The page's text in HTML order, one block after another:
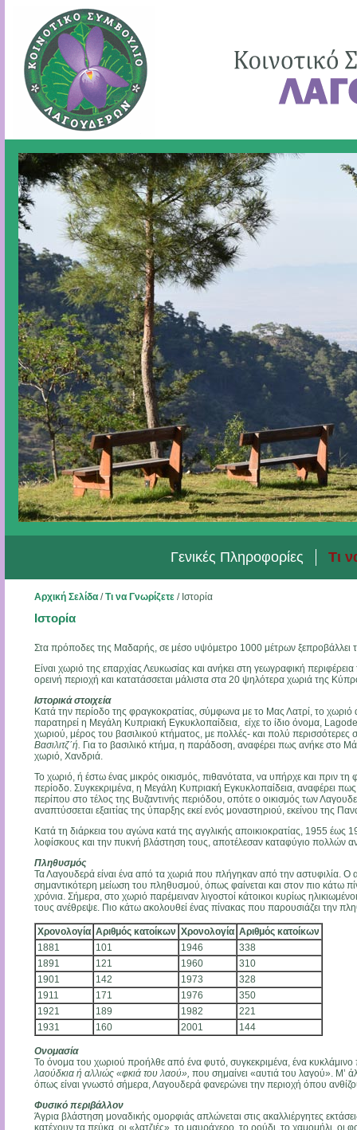
Γενικές Πληροφορίες Τι
Αρχική Σελίδα/Τι να Γνωρίζετε/ Ιστορία
Ιστορία
Στα πρόποδες της Μαδαρής, σε μέσο υψόμετρο 1000 μέτρων ξεπροβάλλει
Είναι χωριό της επαρχίας Λευκωσίας και ανήκει στη γεωγραφική
ορεινή περιοχή και κατατάσσεται μάλιστα στα 20 ψηλότερα χωριά της
Ιστορικά στοιχεία
Κατά την περίοδο της φραγκοκρατίας, σύμφωνα με το Μας Λατρί, το χωριό
παρατηρεί η Μεγάλη Κυπριακή Εγκυκλοπαίδεια, είχε το ίδιο όνομα,
χωριού, μέρος του βασιλικού κτήματος, με πολλές- και πολύ περισσότερες
Βασιλιτζ΄ή. Για το βασιλικό κτήμα, η παράδοση, αναφέρει πως ανήκε στο
χωριό, Χανδριά.
Το χωριό, ή έστω ένας μικρός οικισμός, πιθανότατα, να υπήρχε και πριν τη
περίοδο. Συγκεκριμένα, η Μεγάλη Κυπριακή Εγκυκλοπαίδεια, αναφέρει
περίπου στο τέλος της Βυζαντινής περιόδου, οπότε ο οικισμός των
αναπτύσσεται εξαιτίας της ύπαρξης εκεί ενός μοναστηριού, εκείνου της
Κατά τη διάρκεια του αγώνα κατά της αγγλικής αποικιοκρατίας, 1955
λοφίσκους και την πυκνή βλάστηση τους, αποτέλεσαν καταφύγιο πολλών
Πληθυσμός
Τα Λαγουδερά είναι ένα από τα χωριά που πλήγηκαν από την αστυφιλία. Ο
σημαντικότερη μείωση του πληθυσμού, όπως φαίνεται και στον πιο κάτω
χρόνια. Σήμερα, στο χωριό παρέμειναν λιγοστοί κάτοικοι κυρίως
τους ανέθρεψε. Πιο κάτω ακολουθεί ένας πίνακας που παρουσιάζει την
Χρονολογία Αριθμός κατοίκων Χρονολογία Αριθμός κατοίκων
1881
101 1946
338
1891
121 1960
310
1901
142 1973
328
1911
171 1976
350
1921
189 1982
221
1931
160 2001 144
Ονομασία
Το όνομα του χωριού προήλθε από ένα φυτό, συγκεκριμένα, ένα κυκλάμινο
λαούδκια ή αλλιώς «φκιά του λαού», που σημαίνει «αυτιά του λαγού». Μ’
όπως είναι γνωστό σήμερα, Λαγουδερά φανερώνει την περιοχή όπου
Φυσικό περιβάλλον
Άγρια βλάστηση μοναδικής ομορφιάς απλώνεται στις ακαλλιέργητες
κατέχουν τα πεύκα, οι «λατζιές», το μαυράχερο, το ρούδι ,το χαμομήλι, οι